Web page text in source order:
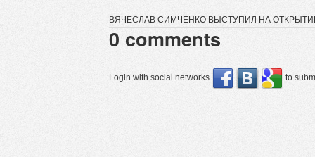
ВЯЧЕСЛАВ СИМЧЕНКО ВЫСТУПИЛ НА
0 comments
Login with social networks to